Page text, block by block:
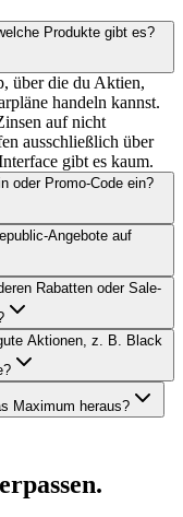
Produkte gibt es?
über die du Aktien,
handeln kannst.
auf nicht
ausschließlich über
gibt es kaum.
oder Promo-Code ein?
Angebote auf
Rabatten oder Sale-
Aktionen, z. B. Black
Maximum heraus?